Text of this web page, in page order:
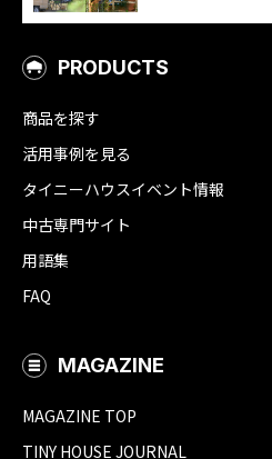
PRODUCTS
商品を探す
活用事例を見る
タイニーハウスイベント情報
中古専門サイト
用語集
FAQ
MAGAZINE
MAGAZINE TOP
TINY HOUSE JOURNAL